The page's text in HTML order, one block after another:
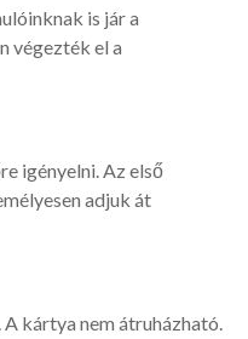
is jár a
végezték el a
igényelni. Az első
adjuk át
kártya nem átruházható.